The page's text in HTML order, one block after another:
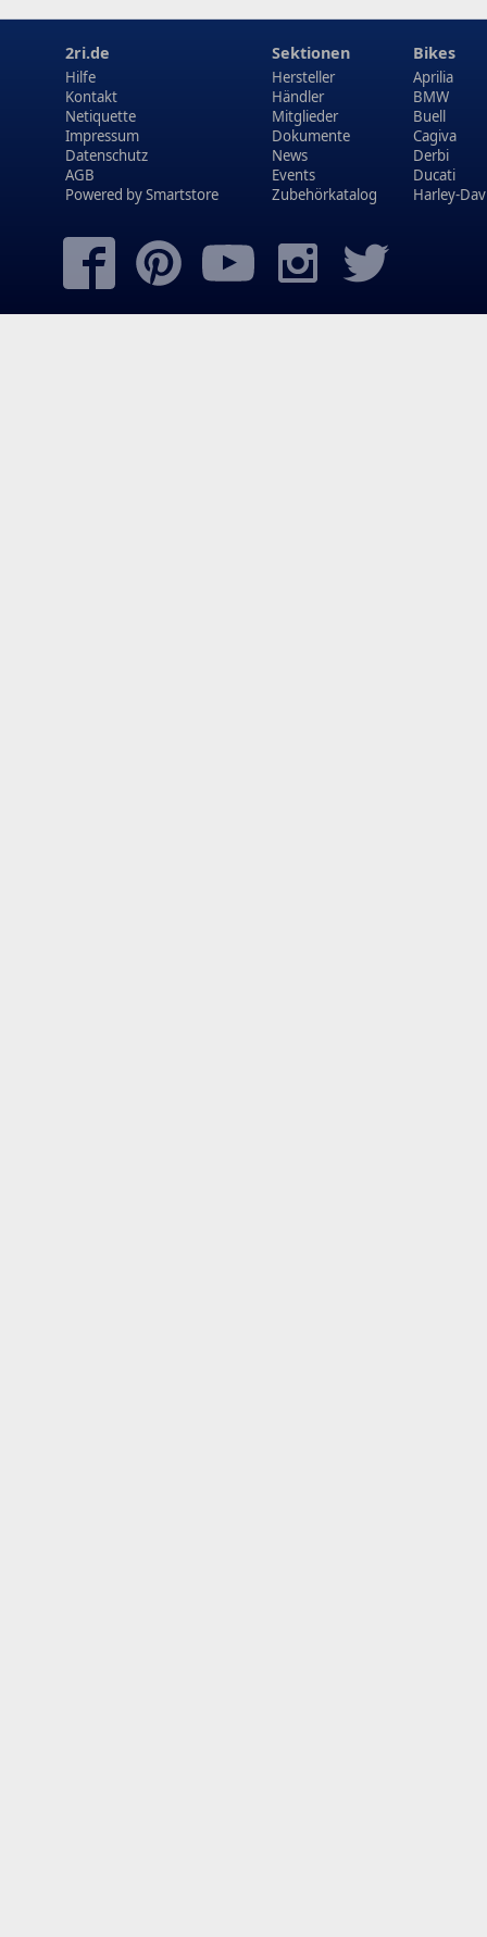
2ri.de
Hilfe
Kontakt
Netiquette
Impressum
Datenschutz
AGB
Powered bySmartstore
Sektionen
Hersteller
Händler
Mitglieder
Dokumente
News
Events
Zubehörkatalog
Bikes
Aprilia
BMW
Buell
Cagiva
Derbi
Ducati
Harley-